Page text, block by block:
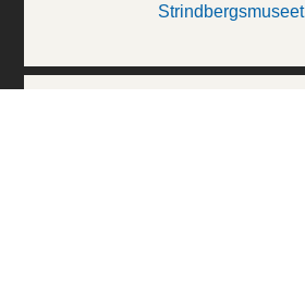
Strindbergsmuseet